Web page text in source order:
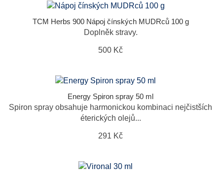
TCM Herbs 900 Nápoj čínských MUDRců 100 g
Doplněk stravy.
500 Kč
Energy Spiron spray 50 ml
Spiron spray obsahuje harmonickou kombinaci nejčistších
éterických olejů...
291 Kč